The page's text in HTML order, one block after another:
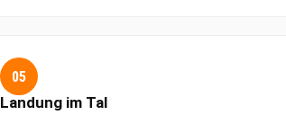
05
Landung im Tal